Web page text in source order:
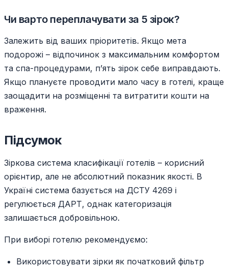
Чи варто переплачувати за 5 зірок?
Залежить від ваших пріоритетів. Якщо мета
подорожі – відпочинок з максимальним комфортом
та спа-процедурами, п’ять зірок себе виправдають.
Якщо плануєте проводити мало часу в готелі, краще
заощадити на розміщенні та витратити кошти на
враження.
Підсумок
Зіркова система класифікації готелів – корисний
орієнтир, але не абсолютний показник якості. В
Україні система базується на ДСТУ 4269 і
регулюється ДАРТ, однак категоризація
залишається добровільною.
При виборі готелю рекомендуємо:
Використовувати зірки як початковий фільтр